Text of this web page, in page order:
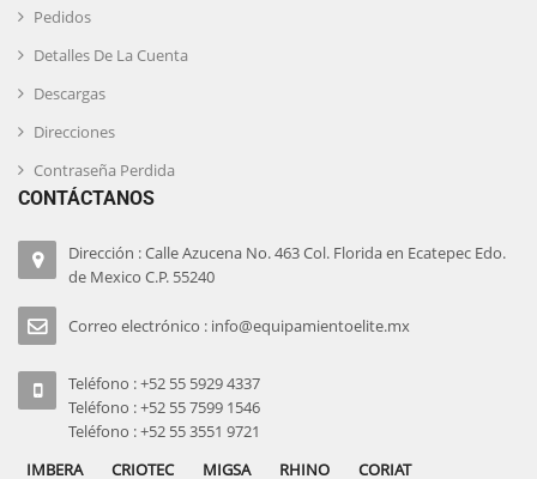
Pedidos
Detalles De La Cuenta
Descargas
Direcciones
Contraseña Perdida
CONTÁCTANOS
Dirección : Calle Azucena No. 463 Col. Florida en Ecatepec Edo.
de Mexico C.P. 55240
Correo electrónico : info@equipamientoelite.mx
Teléfono : +52 55 5929 4337
Teléfono : +52 55 7599 1546
Teléfono : +52 55 3551 9721
IMBERA
CRIOTEC MIGSA RHINO CORIAT